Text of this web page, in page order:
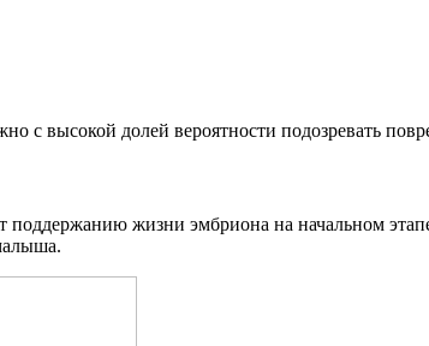
с высокой долей вероятности подозревать
жизни эмбриона на начальном